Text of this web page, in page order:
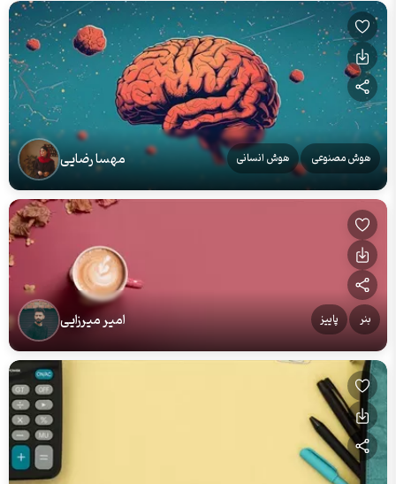
هوش مصنوعی هوش انسانی مهسا رضایی
بنر پاییز امیر میرزایی